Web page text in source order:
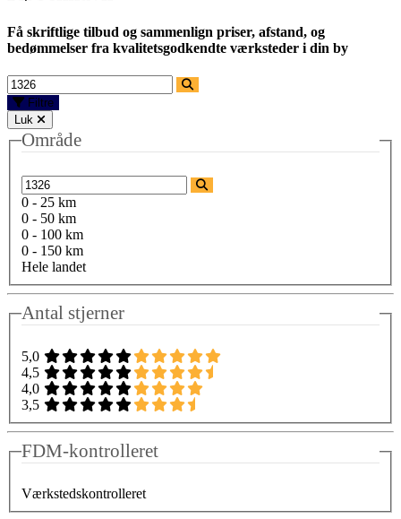
Få skriftlige tilbud og sammenlign priser, afstand, og
bedømmelser fra kvalitetsgodkendte værksteder i din by
Filtre
Luk
Område
0 - 25 km
0 - 50 km
0 - 100 km
0 - 150 km
Hele landet
Antal stjerner
5,0
4,5
4,0
3,5
FDM-kontrolleret
Værkstedskontrolleret